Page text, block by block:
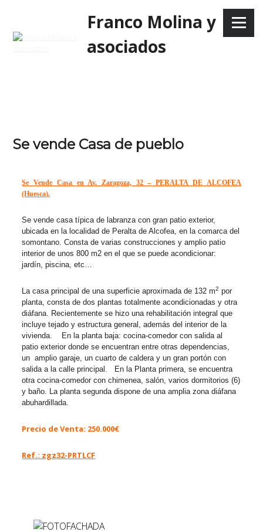
Franco Molina y
asociados
Menu
Se vende Casa de pueblo
Se Vende Casa en Av. Zaragoza, 32 – PERALTA DE ALCOFEA
(Huesca).
Se vende casa típica de labranza con gran patio exterior,
ubicada en la localidad de Peralta de Alcofea, en la comarca del
somontano. Consta de varias construcciones y amplio patio
interior de unos 800 m2 en el que se puede acondicionar:
jardín, piscina, etc…
La casa principal de una superficie aproximada de 132 m2 por
planta, consta de dos plantas totalmente acondicionadas y otra
diáfana. Recientemente se hizo una rehabilitación integral que
incluye tejado y estructura general, además del interior de la
vivienda. En la planta baja: cocina-comedor con salida al
patio exterior donde se encuentran entre otras dependencias,
un amplio garaje, un cuarto de caldera y un gran portón con
salida a la calle principal. En la Planta primera, se encuentra
otra cocina-comedor con chimenea, salón, varios dormitorios (6)
y baño. La planta segunda dispone de una amplia zona diáfana
abuhardillada.
Precio de Venta: 250.000€
Ref.: zgz32-PRTLCF